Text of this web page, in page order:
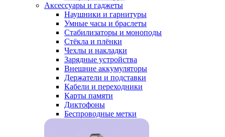
Аксессуары и гаджеты
Наушники и гарнитуры
Умные часы и браслеты
Стабилизаторы и моноподы
Стёкла и плёнки
Чехлы и накладки
Зарядные устройства
Внешние аккумуляторы
Держатели и подставки
Кабели и переходники
Карты памяти
Диктофоны
Беспроводные метки